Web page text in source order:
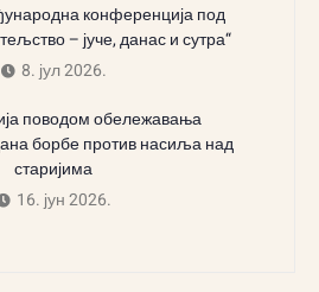
конференција под
– јуче, данас и сутра“
8. јул 2026.
поводом обележавања
борбе против насиља над
старијима
16. јун 2026.